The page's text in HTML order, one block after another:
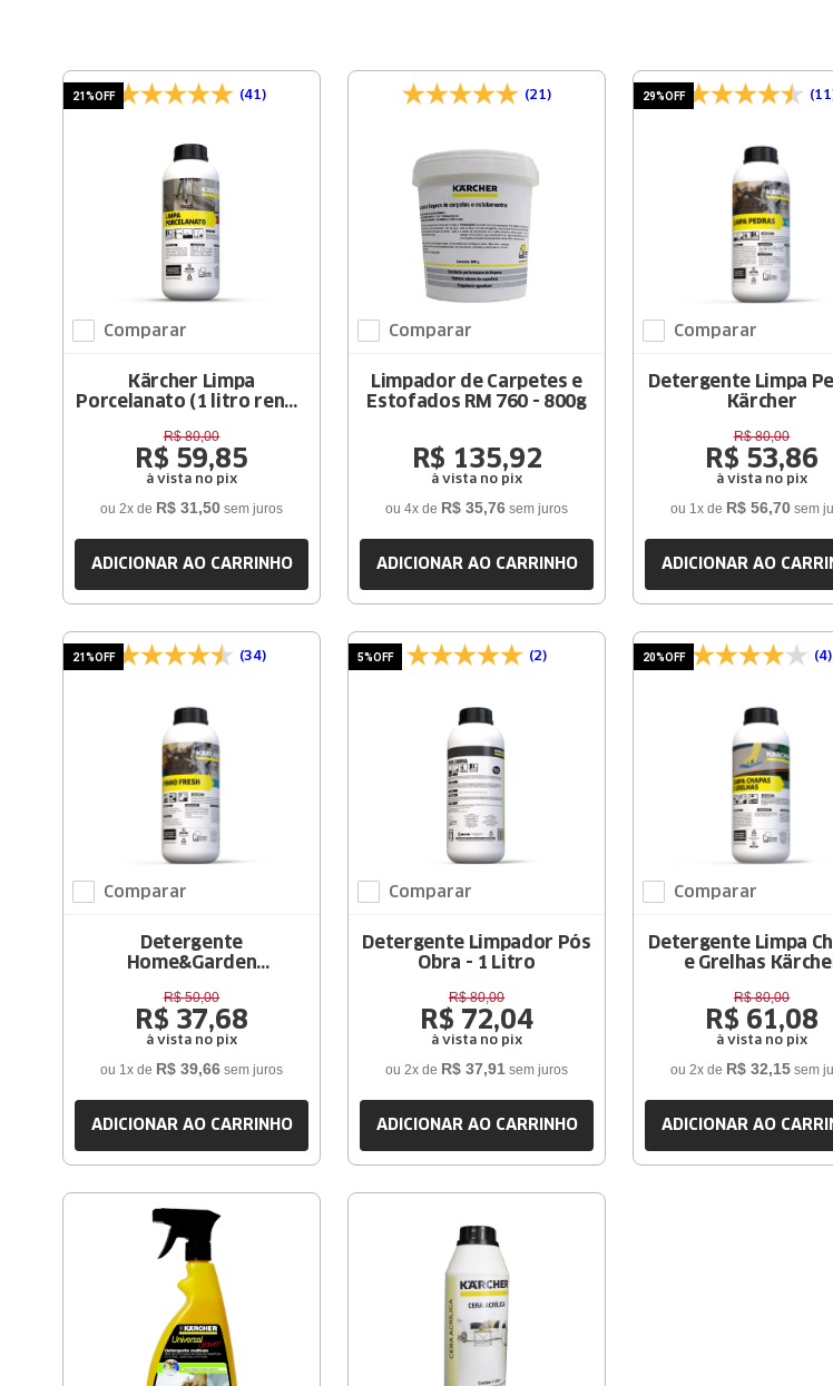
(41)
Comparar
Kärcher Limpa
Porcelanato (1 litro rende
21%OFF
R$ 80,00
R$ 59,85
à vista no pix
ou 2x de R$ 31,50sem juros
ADICIONAR AO CARRINHO
(21)
Comparar
Limpador de Carpetes e
Estofados RM 760 - 800g
R$ 135,92
à vista no pix
ou 4x de R$ 35,76sem juros
ADICIONAR AO CARRINHO
Comparar
Detergente Limpa
Kärcher
29%OFF
R$ 80,00
R$ 53,86
à vista no pix
ou 1x de R$ 56,70sem
ADICIONAR AO
(34)
Comparar
Detergente
Home&Garden
Litro
21%OFF
R$ 50,00
R$ 37,68
à vista no pix
ou 1x de R$ 39,66sem juros
ADICIONAR AO CARRINHO
(2)
Comparar
Detergente Limpador Pós
Obra - 1 Litro
5%OFF
R$ 80,00
R$ 72,04
à vista no pix
ou 2x de R$ 37,91sem juros
ADICIONAR AO CARRINHO
(4)
Comparar
Detergente Limpa
e Grelhas
20%OFF
R$ 80,00
R$ 61,08
à vista no pix
ou 2x de R$ 32,15sem
ADICIONAR AO